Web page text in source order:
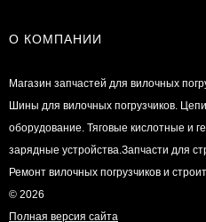
О КОМПАНИИ
Магазин запчастей для вилочных
Шины для вилочных погрузчиков.
оборудование. Тяговые кислотные и
зарядные устройства.Запчасти для
Ремонт вилочных погрузчиков и
© 2026
Полная версия сайта